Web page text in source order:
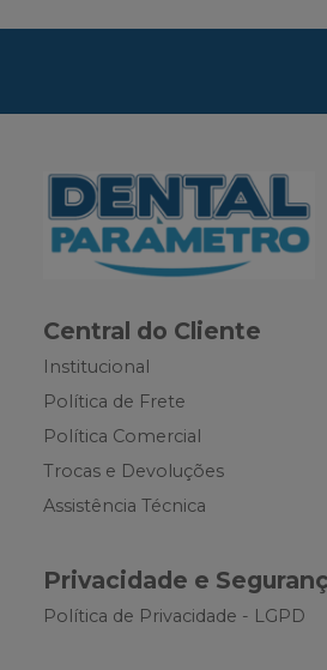
Central do Cliente
Institucional
Política de Frete
Política Comercial
Trocas e Devoluções
Assistência Técnica
Privacidade e
Política de Privacidade - LGPD